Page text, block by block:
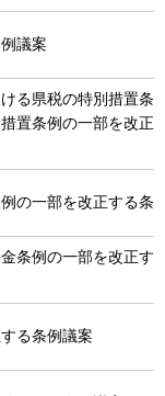
議案
る県税の特別措置条
置条例の一部を改正
の一部を改正する条
条例の一部を改正す
る条例議案